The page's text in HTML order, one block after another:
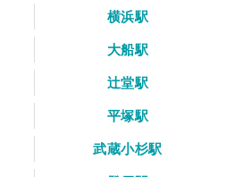
横浜駅
大船駅
辻堂駅
平塚駅
武蔵小杉駅